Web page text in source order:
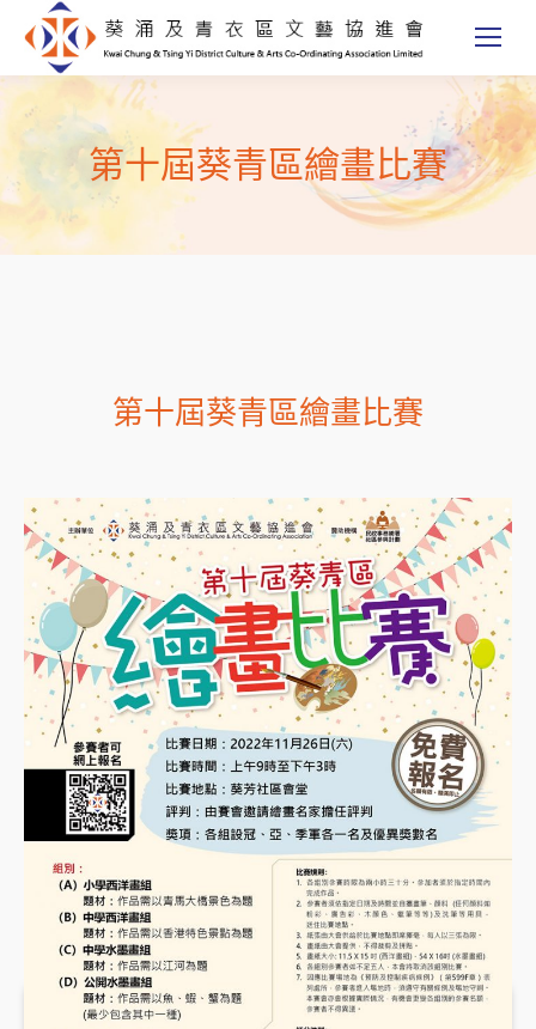
第十屆葵青區繪畫比賽
第十屆葵青區繪畫比賽